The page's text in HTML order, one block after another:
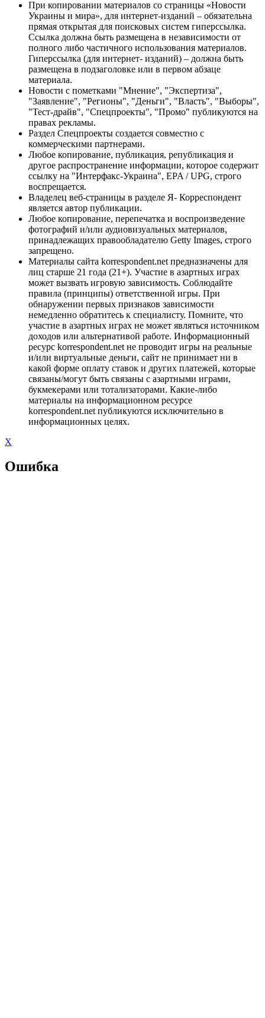
При копировании материалов со страницы «Новости
Украины и мира», для интернет-изданий – обязательна
прямая открытая для поисковых систем гиперссылка.
Ссылка должна быть размещена в независимости от
полного либо частичного использования материалов.
Гиперссылка (для интернет- изданий) – должна быть
размещена в подзаголовке или в первом абзаце
материала.
Новости с пометками "Мнение", "Экспертиза",
"Заявление", "Регионы", "Деньги", "Власть", "Выборы",
"Тест-драйв", "Спецпроекты", "Промо" публикуются на
правах рекламы.
Раздел Спецпроекты создается совместно с
коммерческими партнерами.
Любое копирование, публикация, републикация и
другое распространение информации, которое содержит
ссылку на "Интерфакс-Украина", EPA / UPG, строго
воспрещается.
Владелец веб-страницы в разделе Я- Корреспондент
является автор публикации.
Любое копирование, перепечатка и воспроизведение
фотографий и/или аудиовизуальных материалов,
принадлежащих правообладателю Getty Images, строго
запрещено.
Материалы сайта korrespondent.net предназначены для
лиц старше 21 года (21+). Участие в азартных играх
может вызвать игровую зависимость. Соблюдайте
правила (принципы) ответственной игры. При
обнаружении первых признаков зависимости
немедленно обратитесь к специалисту. Помните, что
участие в азартных играх не может являться источником
доходов или альтернативой работе. Информационный
ресурс korrespondent.net не проводит игры на реальные
и/или виртуальные деньги, сайт не принимает ни в
какой форме оплату ставок и других платежей, которые
связаны/могут быть связаны с азартными играми,
букмекерами или тотализаторами. Какие-либо
материалы на информационном ресурсе
korrespondent.net публикуются исключительно в
информационных целях.
X
Ошибка